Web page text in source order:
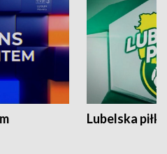
Lubelska piłka